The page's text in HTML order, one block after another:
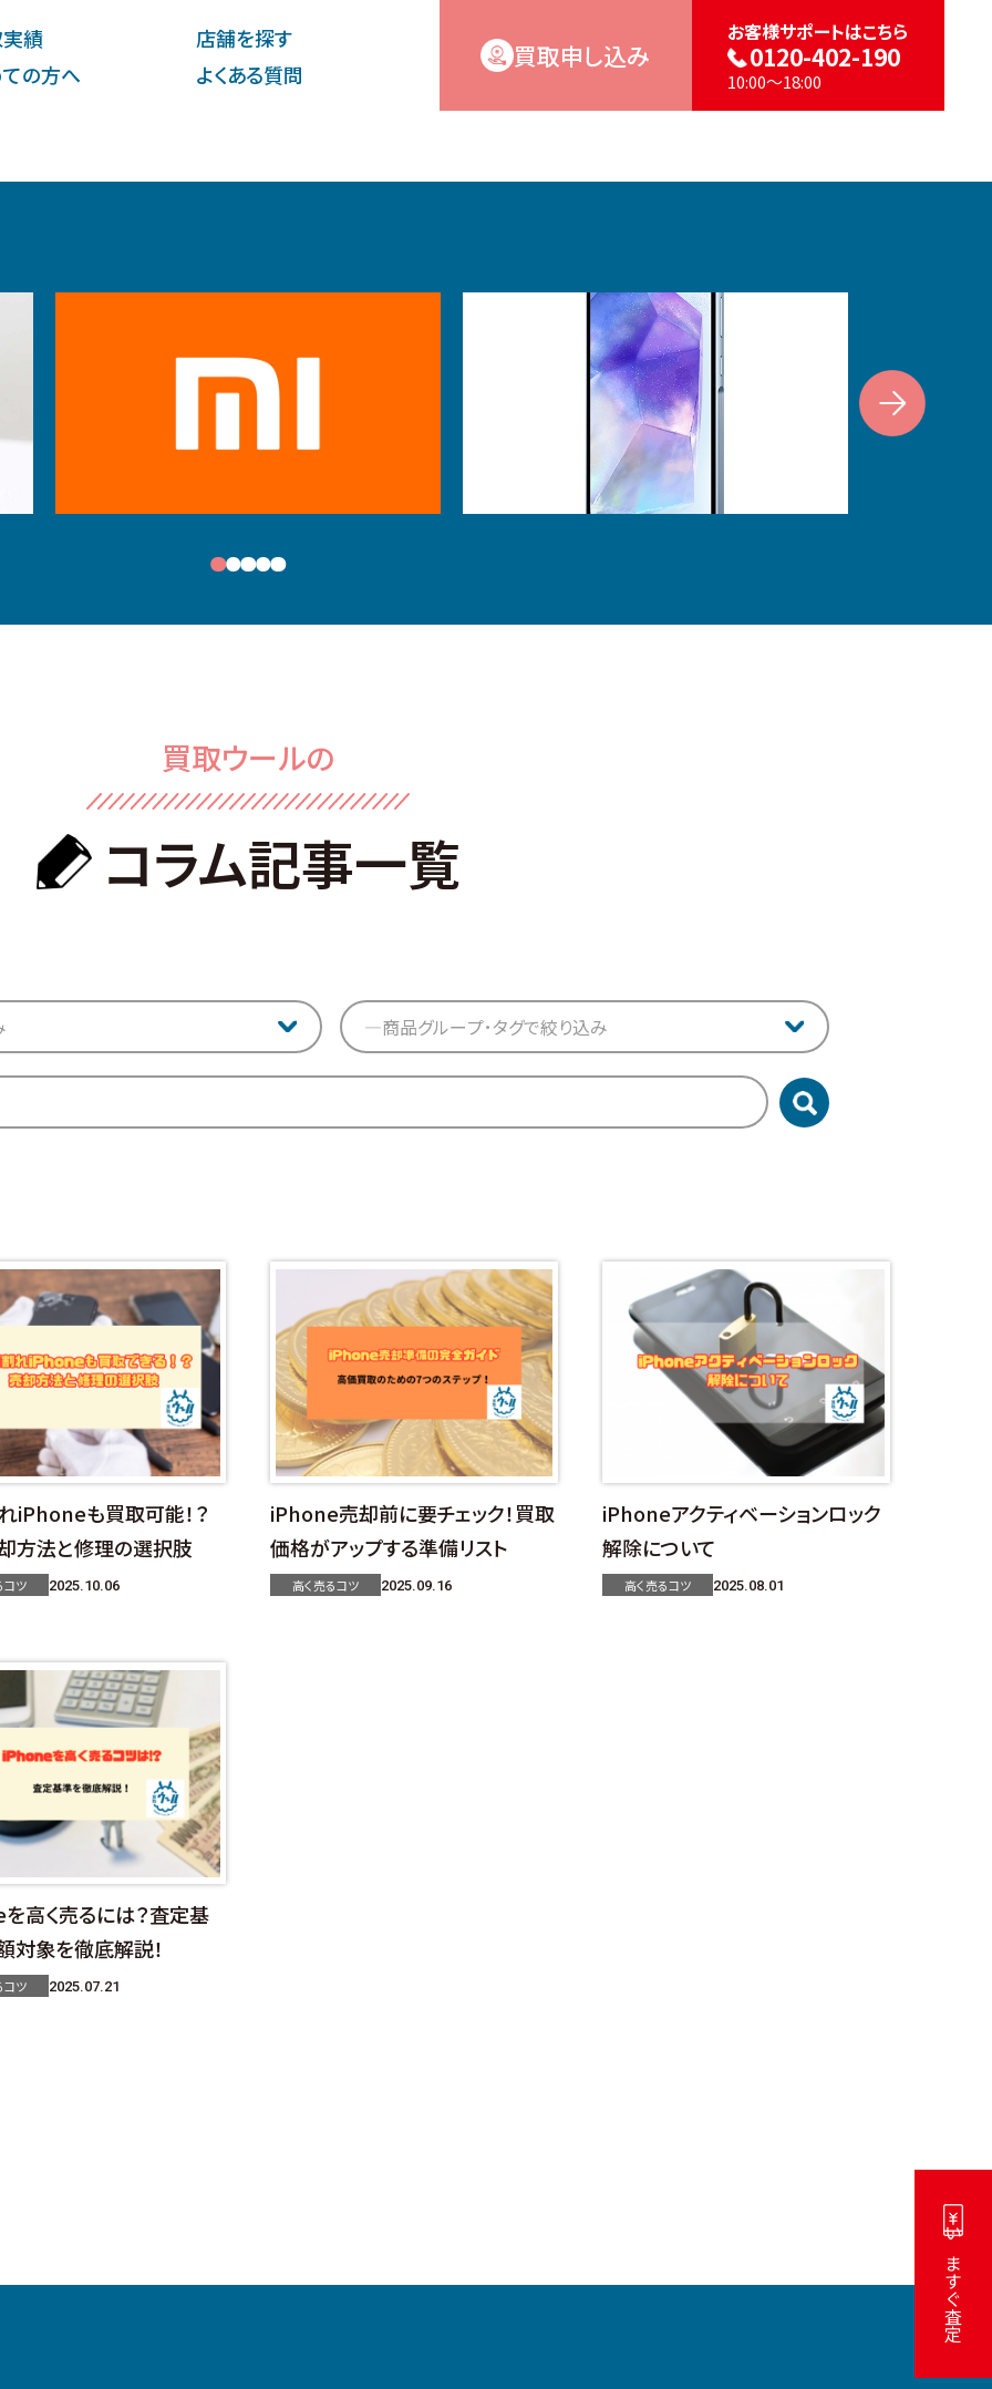
績
店舗を探す
の⽅へ よくある質問
買取申し込み
お客様サポートはこちら
0120-402-190
10:00～18:00
いますぐ査定
買取ウールの
コラム記事⼀覧
iPhoneも買取可能！？
方法と修理の選択肢
コツ 2025.10.06
iPhone売却前に要チェック！買取
価格がアップする準備リスト
高く売るコツ 2025.09.16
iPhoneアクティベーションロック
解除について
高く売るコツ 2025.08.01
高く売るには？査定基
対象を徹底解説！
コツ 2025.07.21